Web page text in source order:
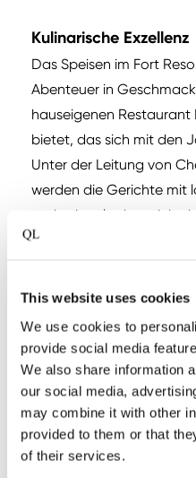
This website uses cookies
We use cookies to
provide social media
We also share information
our social media,
may combine it with other
provided to them or that
of their services.
Kulinarische Exzellenz
Das Speisen im Fort
Abenteuer in
hauseigenen Restaurant
bietet, das sich mit den
Unter der Leitung von
werden die Gerichte mit
und spiegeln das reiche
Beemster wider. Das
Weinen ergänzt, von
Ihr Mahl zu einer
Reise zu erheben.